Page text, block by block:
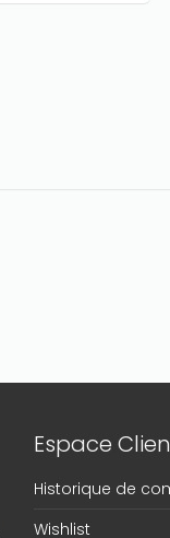
Espace
Historique de
Wishlist